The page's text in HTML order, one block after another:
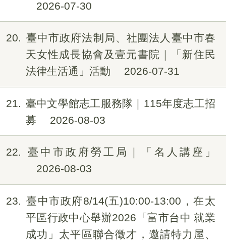
2026-07-30
20
臺中市政府法制局、社團法人臺中市春
天女性成長協會及壹元書院｜「新住民
法律生活通」活動
2026-07-31
21
臺中文學館志工服務隊｜115年度志工招
募
2026-08-03
22
臺中市政府勞工局｜「名人講座」
2026-08-03
23
臺中市政府8/14(五)10:00-13:00，在太
平區行政中心舉辦2026「富市台中 就業
成功」太平區聯合徵才，邀請特力屋、